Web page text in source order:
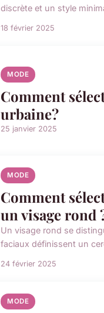
discrète et un style
18 février 2025
MODE
Comment
urbaine?
25 janvier 2025
MODE
Comment
un visage rond
Un visage rond se
faciaux définissent un
24 février 2025
MODE